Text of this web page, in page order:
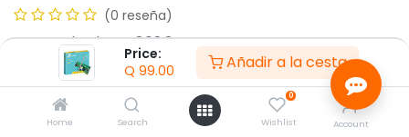
Price:
Q 99.00 Añadir a la cesta
Home Search
0
Wishlist Account
(0 reseña)
- Estandard IEEE 802.3
- Interfaz PCI-Express 32-bit
- Puerto RJ45 10/100/1000Mbps
- Compatible con UTP Categoria 3/4/5/5e
- Indicador LED